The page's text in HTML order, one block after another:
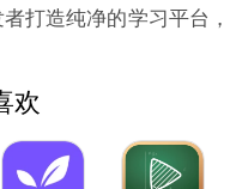
打造纯净的学习平台
除博客功能外，还有
问、收藏精彩内容的网
时记录思想火花的闪存
欢